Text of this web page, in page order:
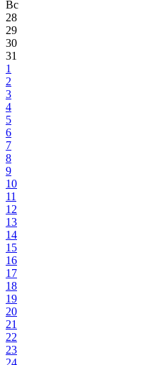
Вс
28
29
30
31
1
2
3
4
5
6
7
8
9
10
11
12
13
14
15
16
17
18
19
20
21
22
23